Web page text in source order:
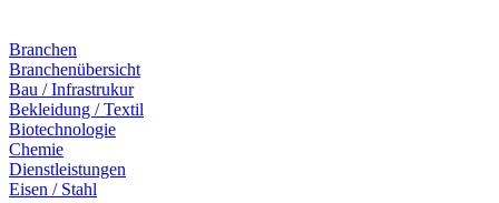
Branchen
Branchenübersicht
Bau / Infrastrukur
Bekleidung / Textil
Biotechnologie
Chemie
Dienstleistungen
Eisen / Stahl